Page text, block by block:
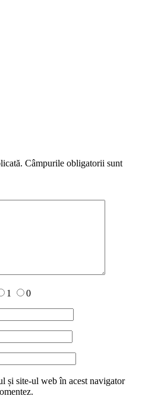
Câmpurile obligatorii sunt
1 0
și site-ul web în acest navigator